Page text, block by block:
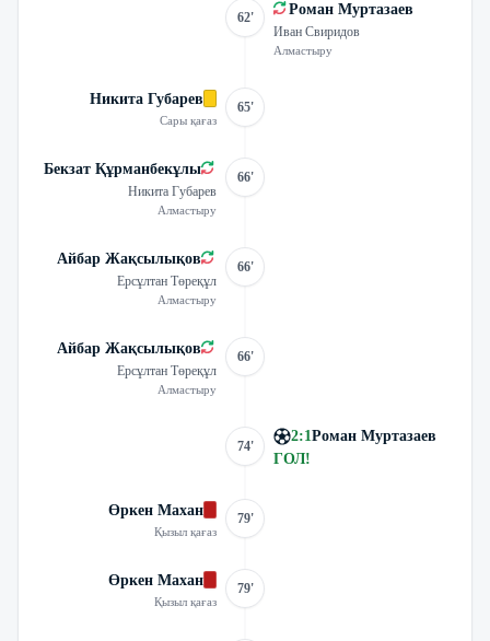
62' Роман Муртазаев
Иван Свиридов
Алмастыру
Никита Губарев
Сары қағаз
65'
Бекзат Құрманбекұлы
Никита Губарев
Алмастыру
66'
Айбар Жақсылықов
Ерсұлтан Төреқұл
Алмастыру
66'
Айбар Жақсылықов
Ерсұлтан Төреқұл
Алмастыру
66'
74'
2:1Роман Муртазаев
ГОЛ!
Өркен Махан
Қызыл қағаз
79'
Өркен Махан
Қызыл қағаз
79'